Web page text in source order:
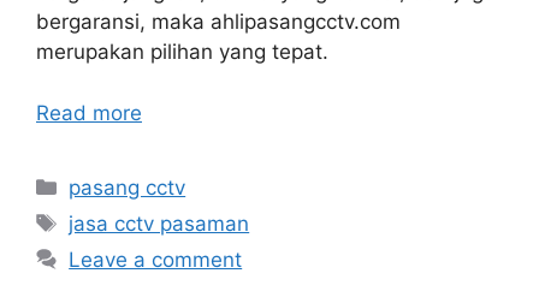
bergaransi, maka ahlipasangcctv.com
merupakan pilihan yang tepat.
Read more
Categories
pasang cctv
Tags
jasa cctv pasaman
Leave a comment